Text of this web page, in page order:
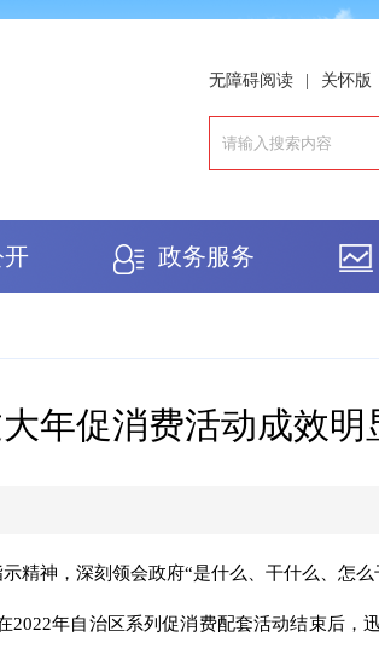
无障碍阅读 关怀版
开 政务服务
年促消费活动成效明
精神，深刻领会政府“是什么、干什么、怎么
年自治区系列促消费配套活动结束后，